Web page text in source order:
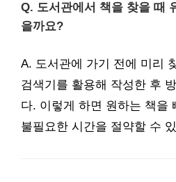
Q. 도서관에서 책을 찾을 때
을까요?
A. 도서관에 가기 전에 미리
검색기를 활용해 작성한 후
다. 이렇게 하면 원하는 책을
불필요한 시간을 절약할 수